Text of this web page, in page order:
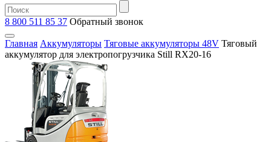
8 800 511 85 37 Oбратный звонок
Главная Аккумуляторы Тяговые аккумуляторы 48V Тяговый
аккумулятор для электропогрузчика Still RX20-16